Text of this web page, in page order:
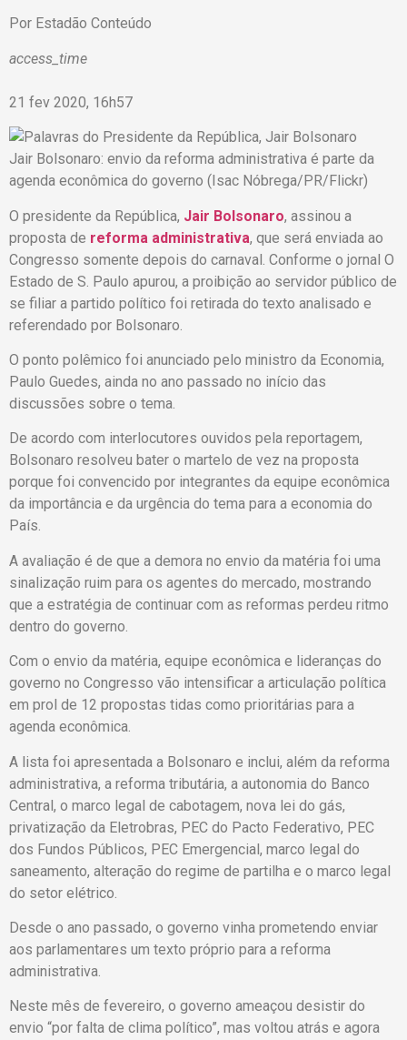
Por Estadão Conteúdo
access_time
21 fev 2020, 16h57
Jair Bolsonaro: envio da reforma administrativa é parte da
agenda econômica do governo (Isac Nóbrega/PR/Flickr)
O presidente da República, Jair Bolsonaro, assinou a
proposta de reforma administrativa, que será enviada ao
Congresso somente depois do carnaval. Conforme o jornal O
Estado de S. Paulo apurou, a proibição ao servidor público de
se filiar a partido político foi retirada do texto analisado e
referendado por Bolsonaro.
O ponto polêmico foi anunciado pelo ministro da Economia,
Paulo Guedes, ainda no ano passado no início das
discussões sobre o tema.
De acordo com interlocutores ouvidos pela reportagem,
Bolsonaro resolveu bater o martelo de vez na proposta
porque foi convencido por integrantes da equipe econômica
da importância e da urgência do tema para a economia do
País.
A avaliação é de que a demora no envio da matéria foi uma
sinalização ruim para os agentes do mercado, mostrando
que a estratégia de continuar com as reformas perdeu ritmo
dentro do governo.
Com o envio da matéria, equipe econômica e lideranças do
governo no Congresso vão intensificar a articulação política
em prol de 12 propostas tidas como prioritárias para a
agenda econômica.
A lista foi apresentada a Bolsonaro e inclui, além da reforma
administrativa, a reforma tributária, a autonomia do Banco
Central, o marco legal de cabotagem, nova lei do gás,
privatização da Eletrobras, PEC do Pacto Federativo, PEC
dos Fundos Públicos, PEC Emergencial, marco legal do
saneamento, alteração do regime de partilha e o marco legal
do setor elétrico.
Desde o ano passado, o governo vinha prometendo enviar
aos parlamentares um texto próprio para a reforma
administrativa.
Neste mês de fevereiro, o governo ameaçou desistir do
envio “por falta de clima político”, mas voltou atrás e agora